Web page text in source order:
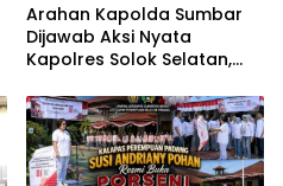
Arahan Kapolda Sumbar
Dijawab Aksi Nyata
Kapolres Solok Selatan,
Bukan Sekadar Slogan